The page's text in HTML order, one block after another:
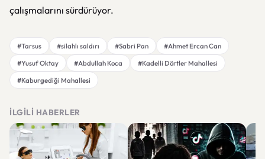
çalışmalarını sürdürüyor.
#Tarsus #silahlı saldırı #Sabri Pan
#Ahmet Ercan Can
#Yusuf Oktay
#Abdullah Koca
#Kadelli Dörtler Mahallesi
#Kaburgediği Mahallesi
İLGILI HABERLER